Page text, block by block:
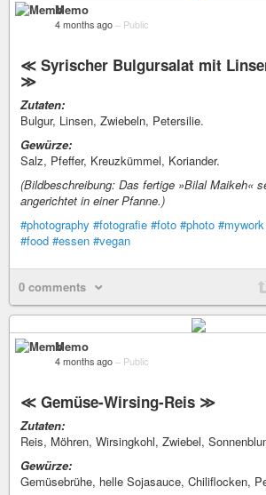
Memo
4 months ago – Public
≪ Syrischer Bulgursalat mit
≫
Zutaten:
Bulgur, Linsen, Zwiebeln, Petersilie.
Gewürze:
Salz, Pfeffer, Kreuzkümmel, Koriander.
(Bildbeschreibung: Das fertige »Bilal Maikeh«
angerichtet in einer Pfanne.)
#photography #fotografie #foto #photo #mywork
#food #essen #vegan
0 comments
Memo
4 months ago – Public
≪ Gemüse-Wirsing-Reis ≫
Zutaten:
Reis, Möhren, Wirsingkohl, Zwiebel,
Gewürze:
Gemüsebrühe, helle Sojasauce, Chiliflocken,